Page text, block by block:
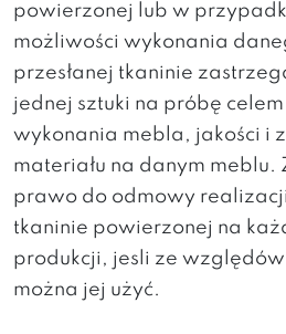
powierzonej lub w
możliwości wykonania
przesłanej tkaninie
jednej sztuki na próbę
wykonania mebla, jakości i
materiału na danym
prawo do odmowy
tkaninie powierzonej na
produkcji, jesli ze względów
można jej użyć.